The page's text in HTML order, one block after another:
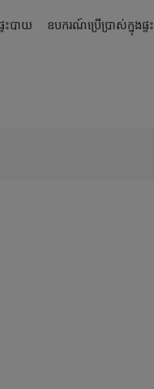
ះបាយ ឧបករណ៍ប្រើប្រាស់ក្នុងផ្ទះ